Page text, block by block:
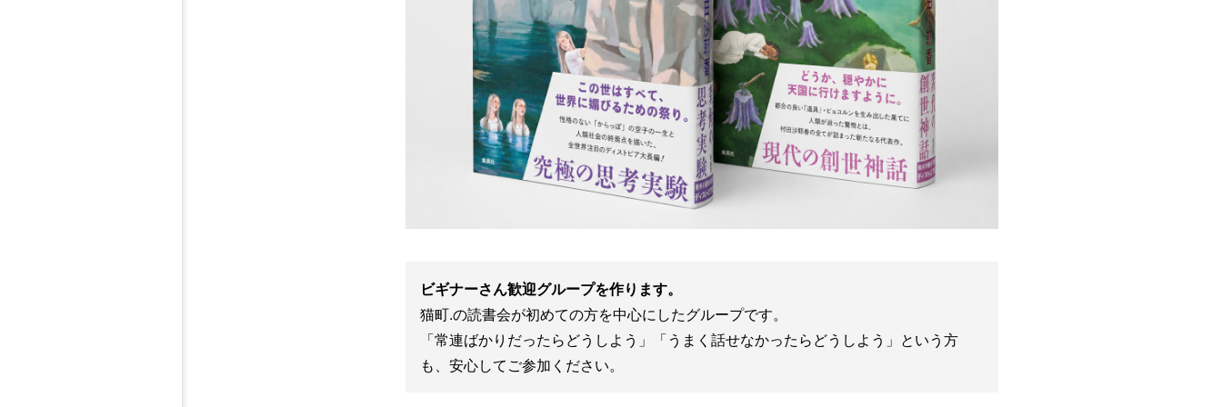
ビギナーさん歓迎グループを作ります。
猫町.の読書会が初めての方を中心にしたグループです。
「常連ばかりだったらどうしよう」「うまく話せなかったらどうしよう」という方
も、安心してご参加ください。